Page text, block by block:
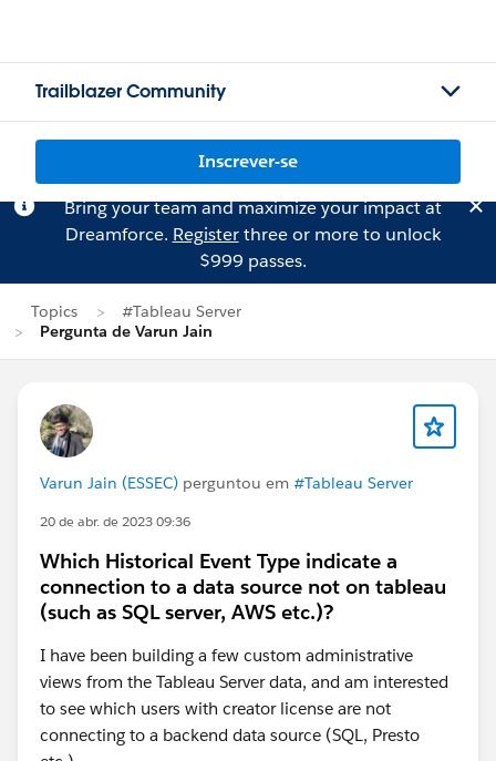
Trailblazer Community
Inscrever-se
Bring your team and maximize your impact at
Dreamforce. Registerthree or more to unlock
$999 passes.
Topics
#Tableau Server
Pergunta de Varun Jain
Varun Jain (ESSEC) perguntou em #Tableau Server
20 de abr. de 2023 09:36
Which Historical Event Type indicate a
connection to a data source not on tableau
(such as SQL server, AWS etc.)?
I have been building a few custom administrative
views from the Tableau Server data, and am interested
to see which users with creator license are not
connecting to a backend data source (SQL, Presto